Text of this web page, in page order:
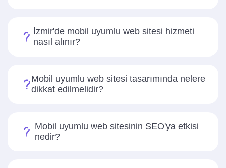
İzmir'de mobil uyumlu web sitesi hizmeti
nasıl alınır?
Mobil uyumlu web sitesi tasarımında nelere
dikkat edilmelidir?
Mobil uyumlu web sitesinin SEO'ya etkisi
nedir?